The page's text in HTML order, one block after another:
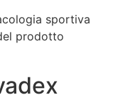
sportiva
prodotto